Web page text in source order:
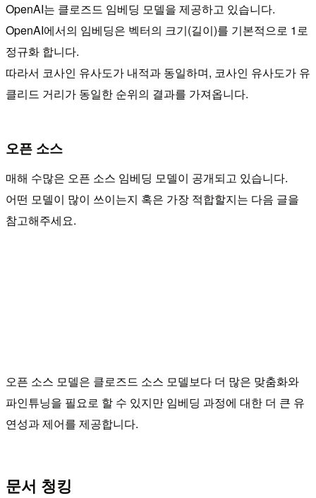
OpenAI는 클로즈드 임베딩 모델을 제공하고 있습니다.
OpenAI에서의 임베딩은 벡터의 크기(길이)를 기본적으로 1로
정규화 합니다.
따라서 코사인 유사도가 내적과 동일하며, 코사인 유사도가 유
클리드 거리가 동일한 순위의 결과를 가져옵니다.
오픈 소스
매해 수많은 오픈 소스 임베딩 모델이 공개되고 있습니다.
어떤 모델이 많이 쓰이는지 혹은 가장 적합할지는 다음 글을
참고해주세요.
오픈 소스 모델은 클로즈드 소스 모델보다 더 많은 맞춤화와
파인튜닝을 필요로 할 수 있지만 임베딩 과정에 대한 더 큰 유
연성과 제어를 제공합니다.
문서 청킹